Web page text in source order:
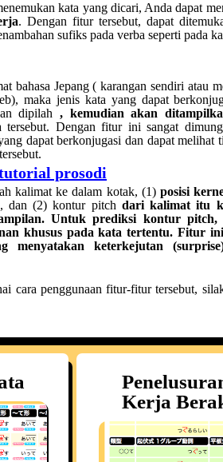
kata yang dicari, Anda dapat
. Dengan fitur tersebut, dapat
sufiks pada verba seperti pada
bahasa Jepang ( karangan sendiri atau
maka jenis kata yang dapat
dipilah , kemudian akan
tersebut. Dengan fitur ini sangat
dapat berkonjugasi dan dapat melihat
prosodi
kalimat ke dalam kotak, (1)posisi
dan (2) kontur pitch dari kalimat itu
Untuk prediksi kontur pitch,
khusus pada kata tertentu. Fitur
menyatakan keterkejutan
cara penggunaan fitur-fitur tersebut,
Kerja